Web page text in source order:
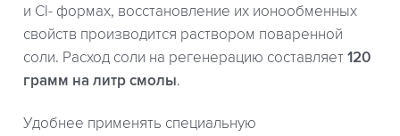
и Cl- формах, восстановление их ионообменных
свойств производится раствором поваренной
соли. Расход соли на регенерацию составляет 120
грамм на литр смолы.
Удобнее применять специальную